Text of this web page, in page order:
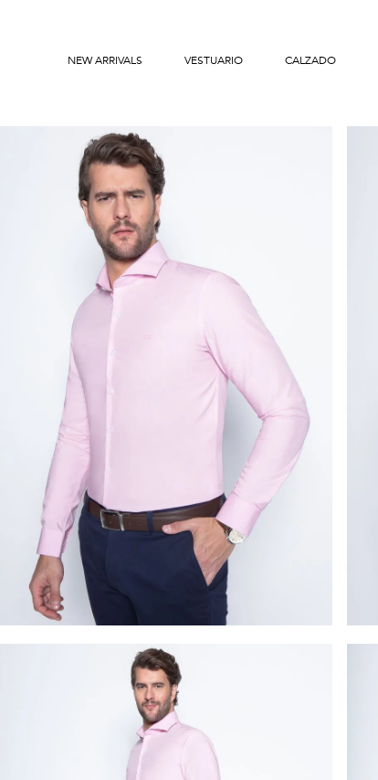
NEW ARRIVALS VESTUARIO CALZADO